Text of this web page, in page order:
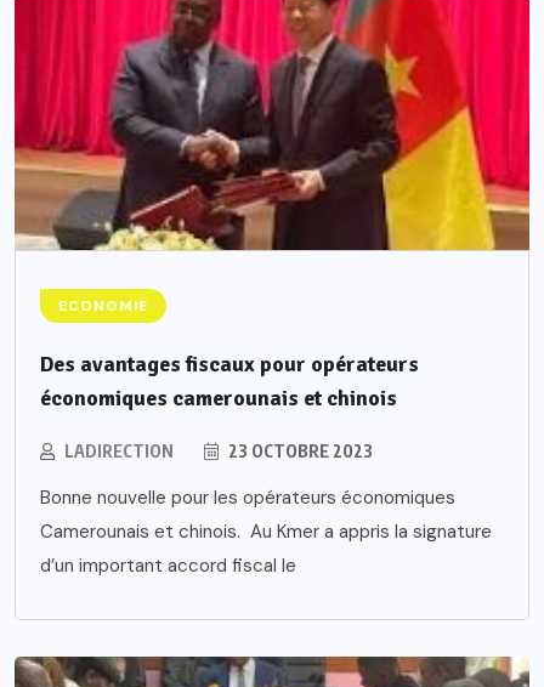
ECONOMIE
Des avantages fiscaux pour opérateurs
économiques camerounais et chinois
LADIRECTION 23 OCTOBRE 2023
Bonne nouvelle pour les opérateurs économiques
Camerounais et chinois. Au Kmer a appris la signature
d’un important accord fiscal le